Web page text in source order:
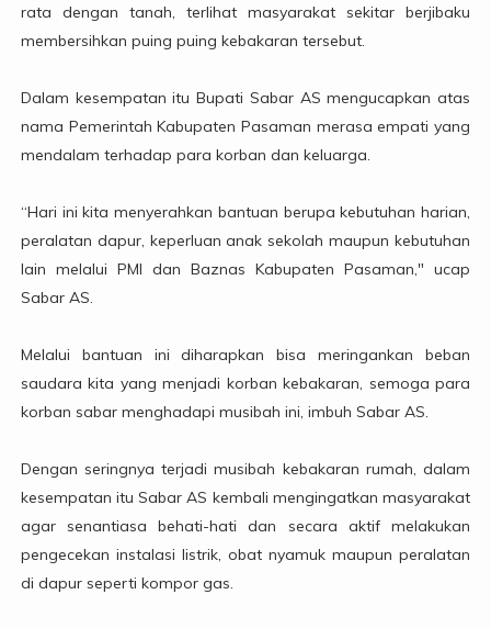
rata dengan tanah, terlihat masyarakat sekitar berjibaku
membersihkan puing puing kebakaran tersebut.
Dalam kesempatan itu Bupati Sabar AS mengucapkan atas
nama Pemerintah Kabupaten Pasaman merasa empati yang
mendalam terhadap para korban dan keluarga.
“Hari ini kita menyerahkan bantuan berupa kebutuhan harian,
peralatan dapur, keperluan anak sekolah maupun kebutuhan
lain melalui PMI dan Baznas Kabupaten Pasaman," ucap
Sabar AS.
Melalui bantuan ini diharapkan bisa meringankan beban
saudara kita yang menjadi korban kebakaran, semoga para
korban sabar menghadapi musibah ini, imbuh Sabar AS.
Dengan seringnya terjadi musibah kebakaran rumah, dalam
kesempatan itu Sabar AS kembali mengingatkan masyarakat
agar senantiasa behati-hati dan secara aktif melakukan
pengecekan instalasi listrik, obat nyamuk maupun peralatan
di dapur seperti kompor gas.